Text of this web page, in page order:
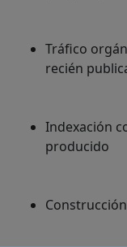
Tráfico
recién
Indexación
producido